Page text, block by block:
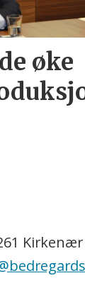
øke
Kirkenær